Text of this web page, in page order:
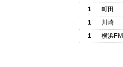
1
町田
1
川崎
1
横浜FM